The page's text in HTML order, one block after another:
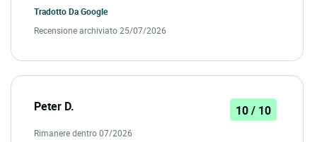
Tradotto DaGoogle
Recensione archiviato 25/07/2026
Peter D. 10 / 10
Rimanere dentro 07/2026